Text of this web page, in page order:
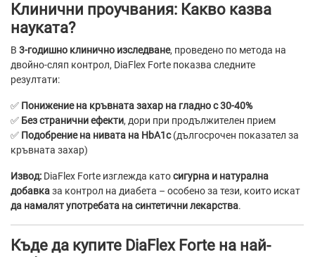
Клинични проучвания: Какво казва
науката?
В 3-годишно клинично изследване, проведено по метода на
двойно-сляп контрол, DiaFlex Forte показва следните
резултати:
✅ Понижение на кръвната захар на гладно с 30-40%
✅ Без странични ефекти, дори при продължителен прием
✅ Подобрение на нивата на HbA1c(дългосрочен показател за
кръвната захар)
Извод: DiaFlex Forte изглежда катосигурна и натурална
добавказа контрол на диабета – особено за тези, които искат
да намалят употребата на синтетични лекарства.
Къде да купите DiaFlex Forte на най-